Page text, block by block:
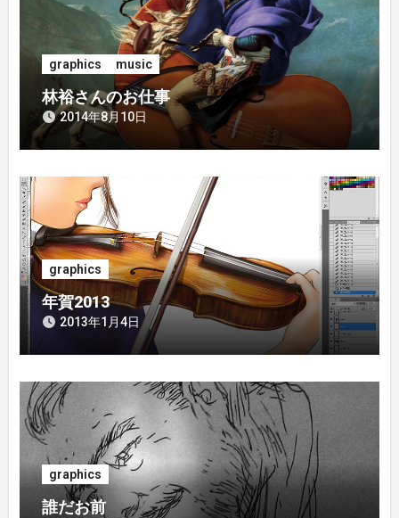
シ
ョ
graphics music
林裕さんのお仕事
2014年8月10日
graphics
年賀2013
2013年1月4日
graphics
誰だお前